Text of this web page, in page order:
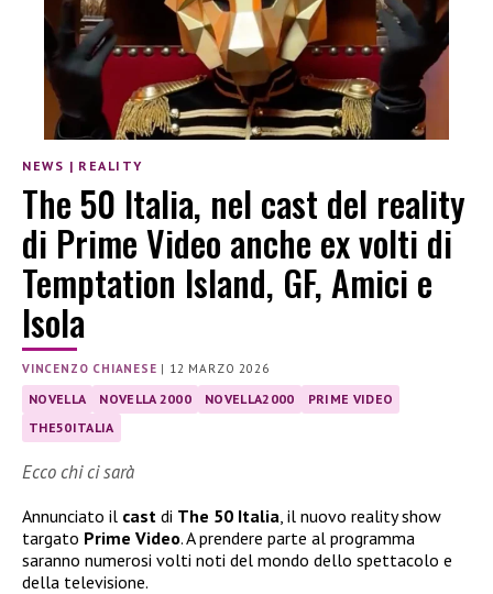
NEWS | REALITY
The 50 Italia, nel cast del reality
di Prime Video anche ex volti di
Temptation Island, GF, Amici e
Isola
VINCENZO CHIANESE | 12 MARZO 2026
NOVELLA NOVELLA 2000 NOVELLA2000
PRIME VIDEO
THE50ITALIA
Ecco chi ci sarà
Annunciato il cast di The 50 Italia, il nuovo reality show
targato Prime Video. A prendere parte al programma
saranno numerosi volti noti del mondo dello spettacolo e
della televisione.